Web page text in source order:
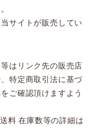
サイトが販売してい
はリンク先の販売店
特定商取引法に基づ
ご確認頂けますよう
料 在庫数等の詳細は